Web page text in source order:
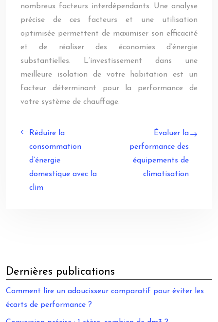
nombreux facteurs interdépendants. Une analyse
précise de ces facteurs et une utilisation
optimisée permettent de maximiser son efficacité
et de réaliser des économies d’énergie
substantielles. L’investissement dans une
meilleure isolation de votre habitation est un
facteur déterminant pour la performance de
votre système de chauffage.
Réduire la
consommation
d’énergie
domestique avec la
clim
Évaluer la
performance des
équipements de
climatisation
Dernières publications
Comment lire un adoucisseur comparatif pour éviter les
écarts de performance ?